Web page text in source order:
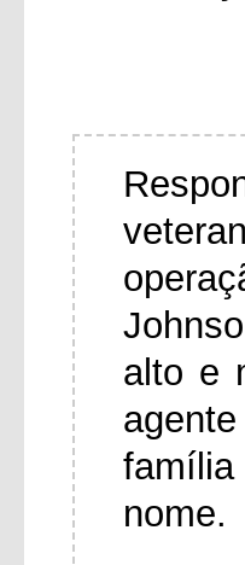
alto e
família
nome.